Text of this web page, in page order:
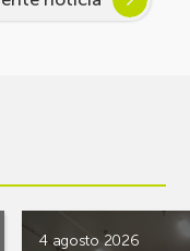
4 agosto 2026